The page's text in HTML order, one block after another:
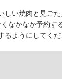
しい焼肉と見ご
なかなか予約す
ようにしてくだ